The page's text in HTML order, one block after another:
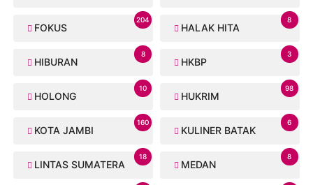
FOKUS
204
HALAK HITA
8
HIBURAN
8
HKBP
3
HOLONG
10
HUKRIM
98
KOTA JAMBI
160
KULINER BATAK
6
LINTAS SUMATERA
18
MEDAN
8